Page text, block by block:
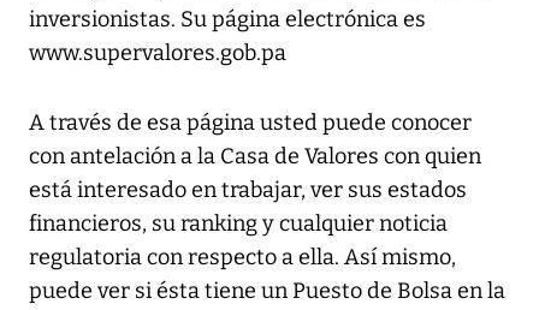
inversionistas. Su página electrónica es
www.supervalores.gob.pa
A través de esa página usted puede conocer
con antelación a la Casa de Valores con quien
está interesado en trabajar, ver sus estados
financieros, su ranking y cualquier noticia
regulatoria con respecto a ella. Así mismo,
puede ver si ésta tiene un Puesto de Bolsa en la